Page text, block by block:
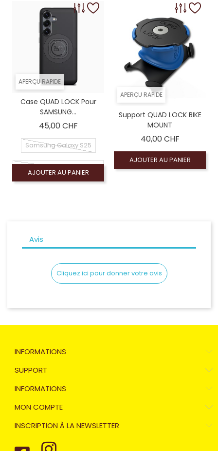
APERÇU RAPIDE
Case QUAD LOCK Pour
SAMSUNG...
45,00 CHFPrix
Samsung Galaxy S25
Samsung Galaxy S25 PLUS
AJOUTER AU PANIER
APERÇU RAPIDE
Support QUAD LOCK BIKE
MOUNT
40,00 CHFPrix
AJOUTER AU PANIER
Avis
Cliquez ici pour donner votre avis
INFORMATIONS
SUPPORT
INFORMATIONS
MON COMPTE
INSCRIPTION À LA NEWSLETTER